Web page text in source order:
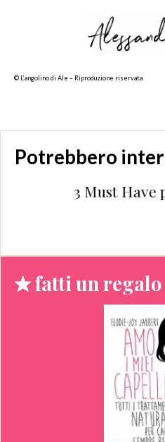
© L’angolino di Ale – Riproduzione riservata
Potrebbero
3 Must Have per
fatti un regalo